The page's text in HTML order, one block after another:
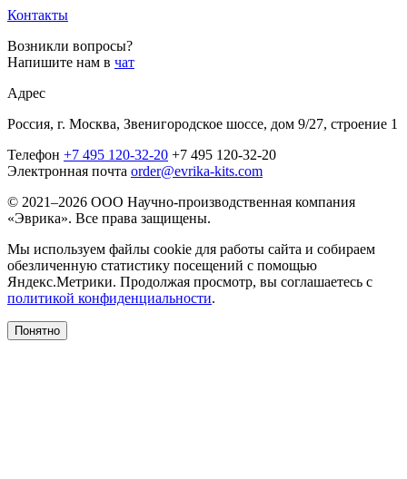
Контакты
Возникли вопросы?
Напишите нам в чат
Адрес
Россия, г. Москва, Звенигородское шоссе, дом 9/27, строение 1
Телефон +7 495 120-32-20 +7 495 120-32-20
Электронная почта order@evrika-kits.com
© 2021–2026 ООО Научно-производственная компания
«Эврика». Все права защищены.
Мы используем файлы cookie для работы сайта и собираем
обезличенную статистику посещений с помощью
Яндекс.Метрики. Продолжая просмотр, вы соглашаетесь с
политикой конфиденциальности.
Понятно